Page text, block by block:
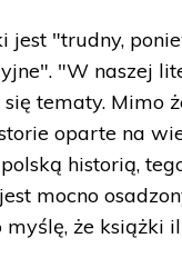
jest "trudny,
"W naszej
tematy. Mimo
oparte na
historią,
mocno
że książki